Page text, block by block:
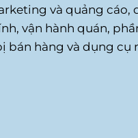
và quảng cáo,
vận hành quán,
bán hàng và dụng cụ